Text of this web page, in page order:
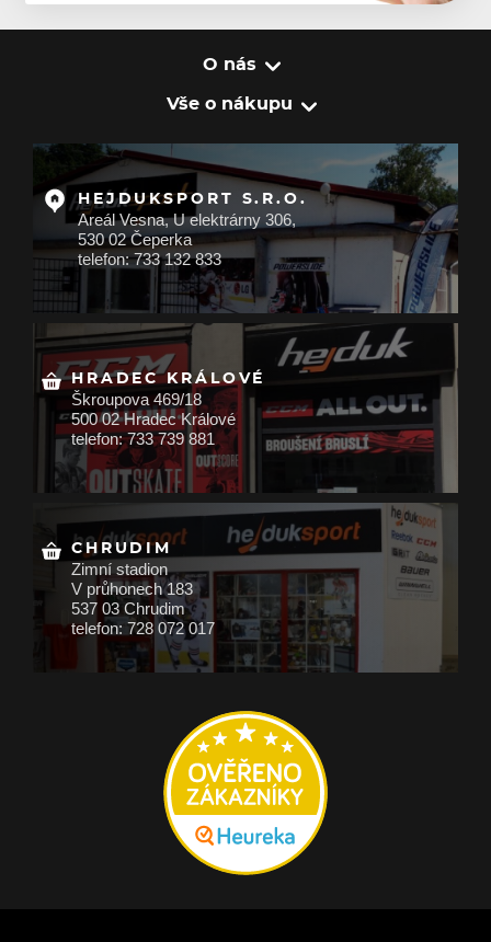
O nás
Vše o nákupu
HEJDUKSPORT S.R.O.
Areál Vesna, U elektrárny 306,
530 02 Čeperka
telefon: 733 132 833
HRADEC KRÁLOVÉ
Škroupova 469/18
500 02 Hradec Králové
telefon: 733 739 881
CHRUDIM
Zimní stadion
V průhonech 183
537 03 Chrudim
telefon: 728 072 017